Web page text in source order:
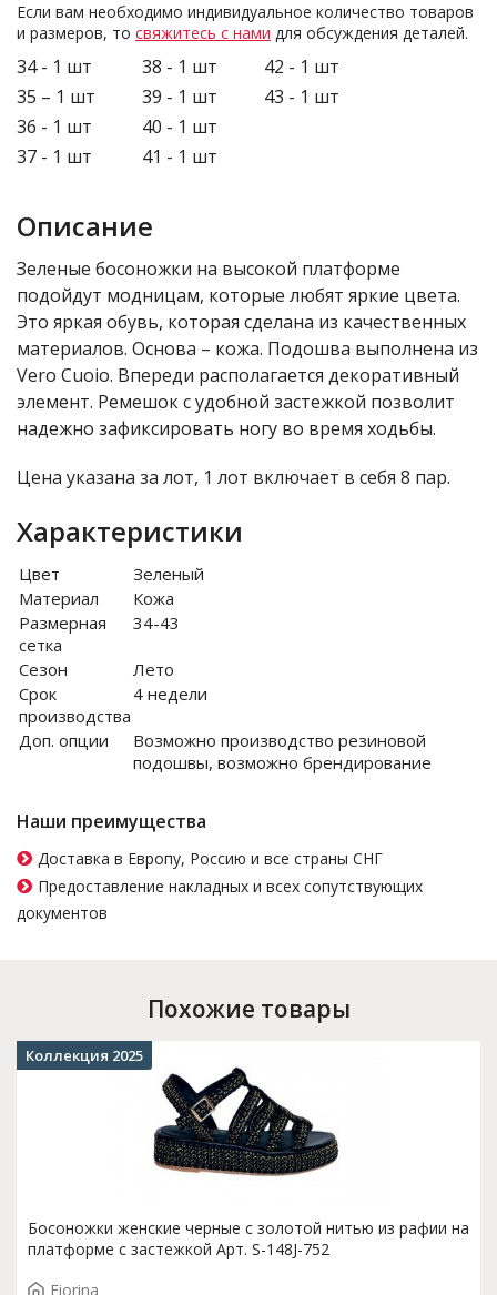
Если вам необходимо индивидуальное количество товаров
и размеров, то свяжитесь с нами для обсуждения деталей.
34 - 1 шт
35 – 1 шт
36 - 1 шт
37 - 1 шт
38 - 1 шт
39 - 1 шт
40 - 1 шт
41 - 1 шт
42 - 1 шт
43 - 1 шт
Описание
Зеленые босоножки на высокой платформе
подойдут модницам, которые любят яркие цвета.
Это яркая обувь, которая сделана из качественных
материалов. Основа – кожа. Подошва выполнена из
Vero Cuoio. Впереди располагается декоративный
элемент. Ремешок с удобной застежкой позволит
надежно зафиксировать ногу во время ходьбы.
Цена указана за лот, 1 лот включает в себя 8 пар.
Характеристики
Цвет
Зеленый
Материал
Кожа
Размерная
сетка
34-43
Сезон
Лето
Срок
производства
4 недели
Доп. опции
Возможно производство резиновой
подошвы, возможно брендирование
Наши преимущества
Доставка в Европу, Россию и все страны СНГ
Предоставление накладных и всех сопутствующих
документов
Похожие товары
Босоножки женские черные с золотой нитью из рафии на
платформе с застежкой Арт. S-148J-752
Fiorina
Коллекция 2025